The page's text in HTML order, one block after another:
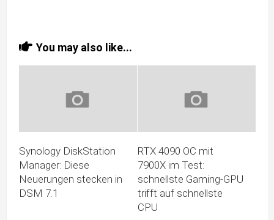
You may also like...
Synology DiskStation
Manager: Diese
Neuerungen stecken in
DSM 7.1
RTX 4090 OC mit
7900X im Test:
schnellste Gaming-GPU
trifft auf schnellste
CPU